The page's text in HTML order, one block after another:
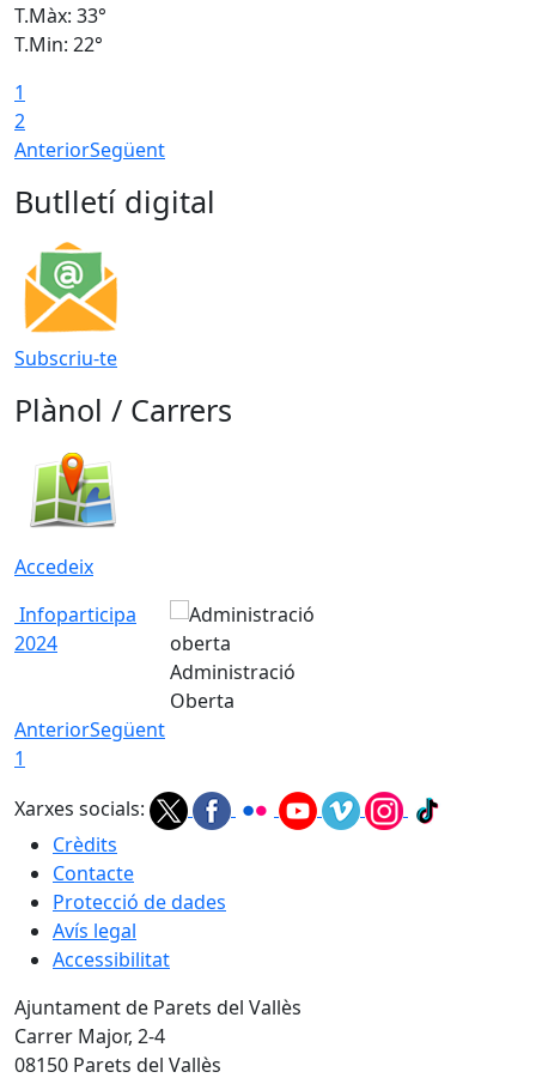
T.Màx: 33°
T.Min: 22°
1
2
AnteriorSegüent
Butlletí digital
Subscriu-te
Plànol / Carrers
Accedeix
Infoparticipa
2024
Administració
Oberta
AnteriorSegüent
1
Xarxes socials:
Crèdits
Contacte
Protecció de dades
Avís legal
Accessibilitat
Ajuntament de Parets del Vallès
Carrer Major, 2-4
08150 Parets del Vallès